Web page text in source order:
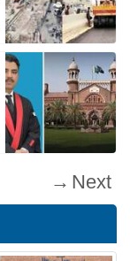
Next →